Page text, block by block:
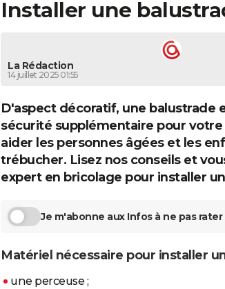
Installer une
La Rédaction
14 juillet 2025 01:55
D'aspect décoratif, une balustrade
sécurité supplémentaire pour
aider les personnes âgées et les
trébucher. Lisez nos conseils et
expert en bricolage pour installer
Je m'abonne aux Infos à ne pas rater
Matériel nécessaire pour installer
une perceuse ;